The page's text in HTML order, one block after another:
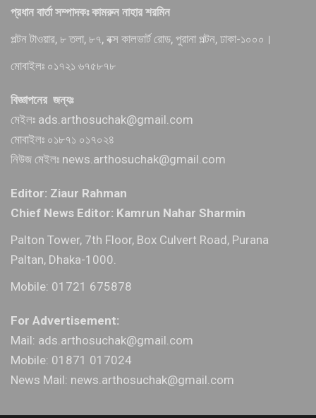
প্রধান বার্তা সম্পাদকঃ কামরুন নাহার শরমিন
পল্টন টাওয়ার, ৮ তলা, ৮৭, বক্স কালভার্ট রোড, পুরানা পল্টন, ঢাকা-১০০০।
মোবাইলঃ ০১৭২১ ৬৭৫৮৭৮
বিজ্ঞাপনের জন্যঃ
মেইলঃ ads.arthosuchak@gmail.com
মোবাইলঃ ০১৮৭১ ০১৭০২৪
নিউজ মেইলঃ news.arthosuchak@gmail.com
Editor: Ziaur Rahman
Chief News Editor: Kamrun Nahar Sharmin
Palton Tower, 7th Floor, Box Culvert Road, Purana
Paltan, Dhaka-1000.
Mobile: 01721 675878
For Advertisement:
Mail: ads.arthosuchak@gmail.com
Mobile: 01871 017024
News Mail: news.arthosuchak@gmail.com